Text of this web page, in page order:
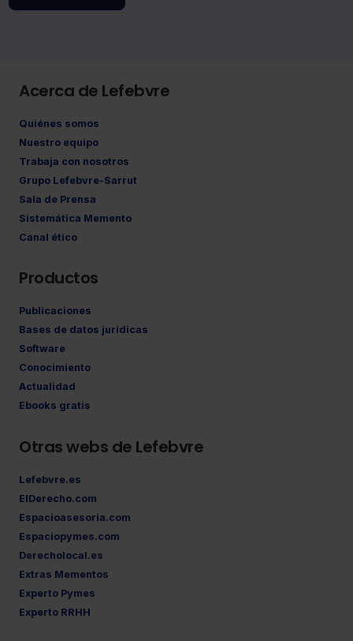
Acerca de Lefebvre
Quiénes somos
Nuestro equipo
Trabaja con nosotros
Grupo Lefebvre-Sarrut
Sala de Prensa
Sistemática Memento
Canal ético
Productos
Publicaciones
Bases de datos jurídicas
Software
Conocimiento
Actualidad
Ebooks gratis
Otras webs de Lefebvre
Lefebvre.es
ElDerecho.com
Espacioasesoria.com
Espaciopymes.com
Derecholocal.es
Extras Mementos
Experto Pymes
Experto RRHH